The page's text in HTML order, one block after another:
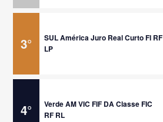
3°
SUL América Juro Real Curto FI RF
LP
4°
Verde AM VIC FIF DA Classe FIC
RF RL